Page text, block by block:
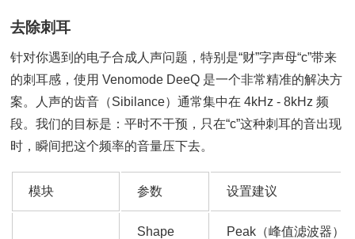
去除刺耳
针对你遇到的电子合成人声问题，特别是“财”字声母“c”带来
的刺耳感，使用 Venomode DeeQ 是一个非常精准的解决方
案。人声的齿音（Sibilance）通常集中在 4kHz - 8kHz 频
段。我们的目标是：平时不干预，只在“c”这种刺耳的音出现
时，瞬间把这个频率的音量压下去。
模块 参数 设置建议
Shape Peak（峰值滤波器）